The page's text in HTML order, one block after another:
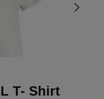
T- Shirt